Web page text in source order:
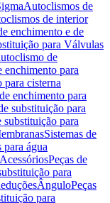
Autoclismos de
de interior
enchimento e de
para Válvulas
de
enchimento para
cisterna
enchimento para
substituição para
substituição para
Sistemas de
água
AcessóriosPeças de
para
ÂnguloPeças
para